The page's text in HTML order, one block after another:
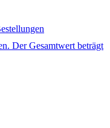
Der Gesamtwert beträgt